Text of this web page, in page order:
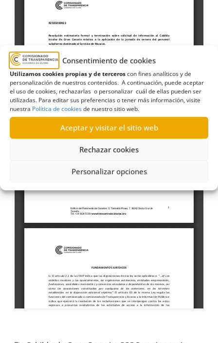
Consentimiento de cookies
Utilizamos cookies propias y de terceroscon fines analíticos y de
personalización de nuestros contenidos. A continuación, puede aceptar
el uso de cookies, rechazarlas o personalizar cuál de ellas pueden ser
utilizadas. Para editar sus preferencias o tener más información, visite
nuestra Política de cookiesde nuestro sitio web.
Aceptar y visitar el sitio web
Rechazar cookies
Personalizar opciones